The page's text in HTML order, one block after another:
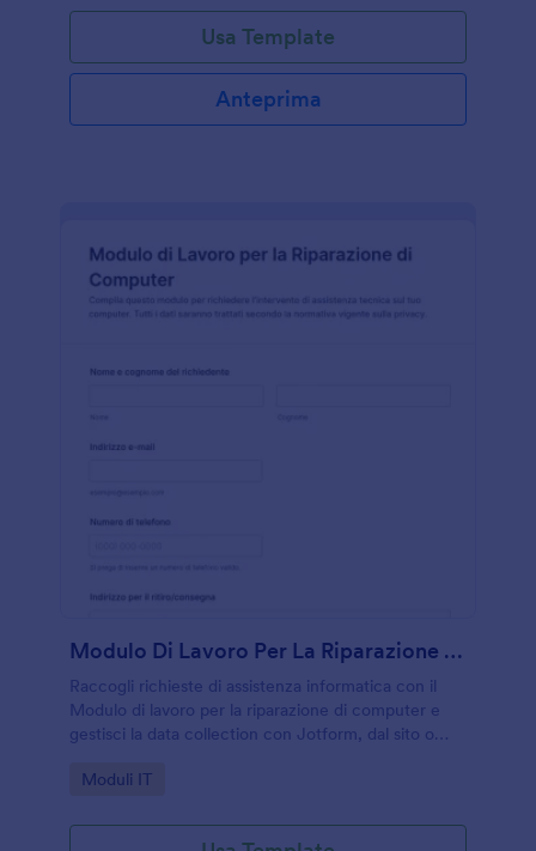
Usa Template
Anteprima
Modulo Di Lavoro Per La Riparazione Di Computer
Raccogli richieste di assistenza informatica con il
Modulo di lavoro per la riparazione di computer e
gestisci la data collection con Jotform, dal sito o
informatici.
Go to Category:
Moduli IT